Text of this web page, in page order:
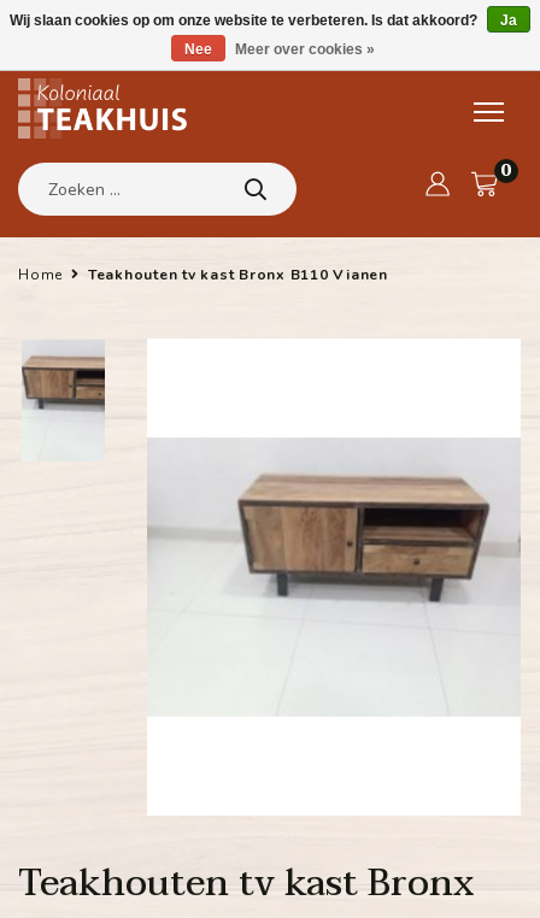
0
Home Teakhouten tv kast Bronx B110 Vianen
Teakhouten tv kast Bronx
Wij slaan cookies op om onze website te verbeteren. Is dat akkoord?
Ja
Nee
Meer over cookies »